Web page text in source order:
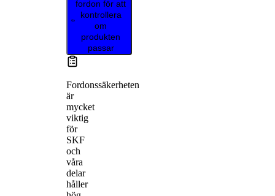
fordon för att
kontrollera
om
produkten
passar
Fordonssäkerheten
är
mycket
viktig
för
SKF
och
våra
delar
håller